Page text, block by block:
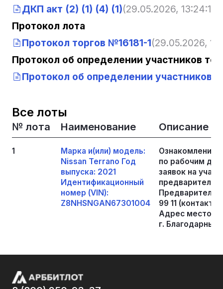
ДКП акт (2) (1) (4) (1)(29.05.2026, 13:24:14)
Протокол лота
Протокол торгов №16181-1(29.05.2026,
Протокол об определении участников
Протокол об определении участников
Все лоты
№ лота Наименование Описание
1
Марка и(или) модель:
Nissan Terrano Год
выпуска: 2021
Идентификационный
номер (VIN):
Z8NHSNGAN67301004
Ознакомление
по рабочим
заявок на
99 11 (контакт
Адрес
г.